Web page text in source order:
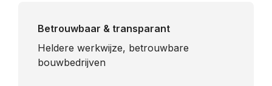
Betrouwbaar & transparant
Heldere werkwijze, betrouwbare
bouwbedrijven